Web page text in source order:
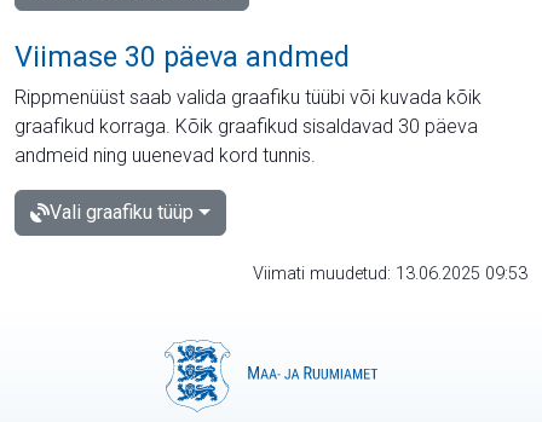
Viimase 30 päeva andmed
Rippmenüüst saab valida graafiku tüübi või kuvada kõik
graafikud korraga. Kõik graafikud sisaldavad 30 päeva
andmeid ning uuenevad kord tunnis.
Vali graafiku tüüp
Viimati muudetud: 13.06.2025 09:53